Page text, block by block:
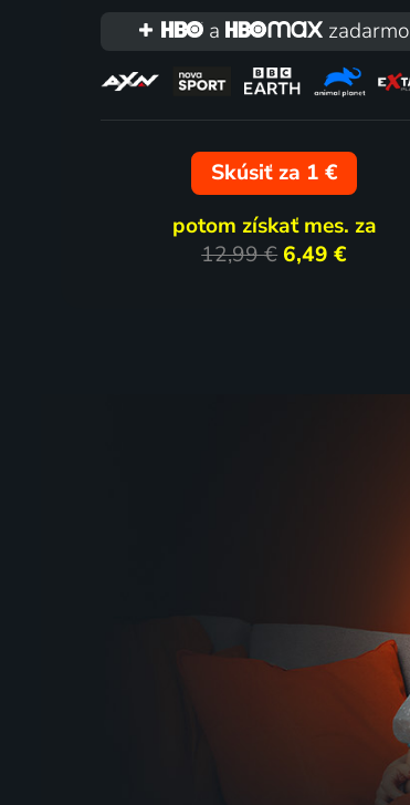
1968-2021 | Animovaný
a
zadarmo
Skúsiť za 1 €
potom získať mes. za
12,99 € 6,49 €